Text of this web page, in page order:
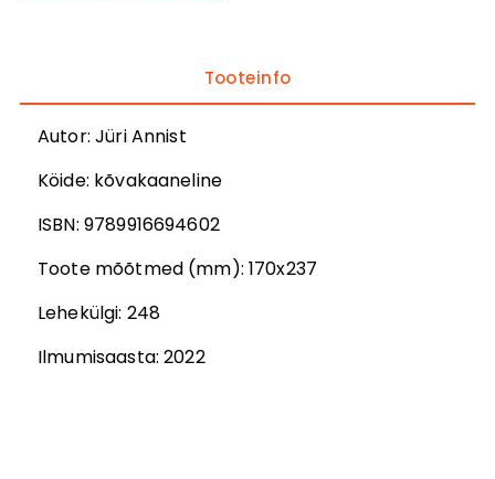
Tooteinfo
Autor:Jüri Annist
Köide: kõvakaaneline
ISBN: 9789916694602
Toote mõõtmed (mm):170x237
Lehekülgi: 248
Ilmumisaasta:2022